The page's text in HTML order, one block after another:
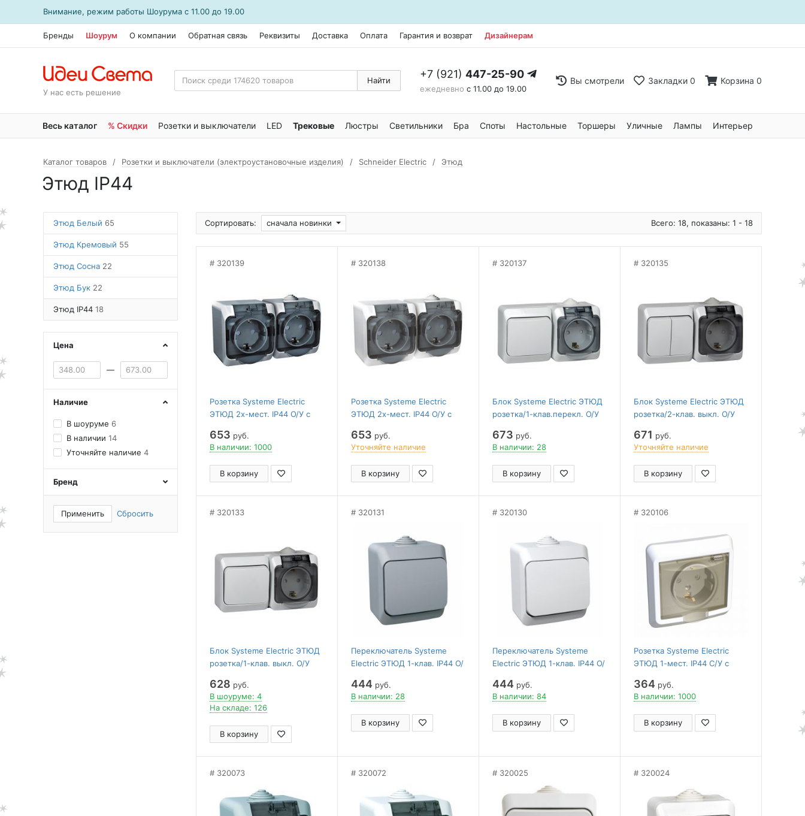
Внимание, режим работы Шоурума с 11.00 до 19.00
Бренды Шоурум О компании Обратная связь Реквизиты Доставка Оплата Гарантия и возврат Дизайнерам
У нас есть решение
Найти +7 (921) 447-25-90
ежедневно с 11.00 до 19.00
Вы смотрели Закладки 0 Корзина 0
Весь каталог % Скидки Розетки и выключатели LED Трековые Люстры Светильники Бра Споты Настольные Торшеры Уличные Лампы Интерьер
Каталог товаров Розетки и выключатели (электроустановочные изделия) Schneider Electric Этюд
Этюд IP44
Этюд Белый 65
Этюд Кремовый 55
Этюд Сосна 22
Этюд Бук 22
Этюд IP44 18
Цена
—
Наличие
В шоуруме 6
В наличии 14
Уточняйте наличие 4
Бренд
Применить Сбросить
Сортировать: сначала новинки Всего: 18, показаны: 1 - 18
320139
Розетка Systeme Electric
ЭТЮД 2х-мест. IP44 О/У с
653 руб.
В наличии: 1000
В корзину
320138
Розетка Systeme Electric
ЭТЮД 2х-мест. IP44 О/У с
653 руб.
Уточняйте наличие
В корзину
320137
Блок Systeme Electric ЭТЮД
розетка/1-клав.перекл. О/У
673 руб.
В наличии: 28
В корзину
320135
Блок Systeme Electric ЭТЮД
розетка/2-клав. выкл. О/У
671 руб.
Уточняйте наличие
В корзину
320133
Блок Systeme Electric ЭТЮД
розетка/1-клав. выкл. О/У
628 руб.
В шоуруме: 4
На складе: 126
В корзину
320131
Переключатель Systeme
Electric ЭТЮД 1-клав. IP44 О/
444 руб.
В наличии: 28
В корзину
320130
Переключатель Systeme
Electric ЭТЮД 1-клав. IP44 О/
444 руб.
В наличии: 84
В корзину
320106
Розетка Systeme Electric
ЭТЮД 1-мест. IP44 С/У с
364 руб.
В наличии: 1000
В корзину
320073 320072 320025 320024